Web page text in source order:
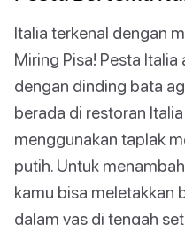
Italia terkenal dengan
Miring Pisa! Pesta
dengan dinding bata
berada di restoran
menggunakan taplak
putih. Untuk
kamu bisa meletakkan
dalam vas di tengah